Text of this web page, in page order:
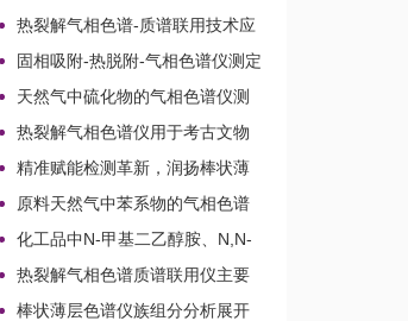
热裂解气相色谱-质谱联用技术应
用于贝叶经木质纤维素的微生物降
解机理
固相吸附-热脱附-气相色谱仪测定
无组织排放空气中15种乙酸酯类化
合物的含量
天然气中硫化物的气相色谱仪测
定方法比较及分析方法新技术
热裂解气相色谱仪用于考古文物
鉴定和古建筑材料分析
精准赋能检测革新，润扬棒状薄
层色谱仪铸就国产分析新标杆
原料天然气中苯系物的气相色谱
仪分析路线
化工品中N-甲基二乙醇胺、N,N-
二甲基乙醇胺、N-乙基二乙醇胺和
三乙醇胺的气相色谱仪测定
热裂解气相色谱质谱联用仪主要
应用领域
棒状薄层色谱仪族组分分析展开